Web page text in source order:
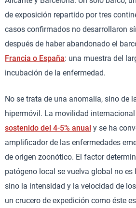
de exposición repartido por tres
casos confirmados no desarrollaron
después de haber abandonado el
Francia o España: una muestra del
incubación de la enfermedad.
No se trata de una anomalía, sino de
hipermóvil. La movilidad internacional
sostenido del 4-5% anual y se ha
amplificador de las enfermedades
de origen zoonótico. El factor
patógeno local se vuelva global no es
sino la intensidad y la velocidad de
un crucero de expedición como éste